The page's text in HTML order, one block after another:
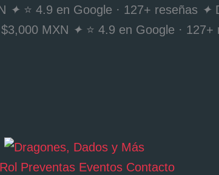
✦ ⭐ 4.9 en Google · 127+ reseñas ✦
MXN ✦ ⭐ 4.9 en Google · 127+
Rol Preventas Eventos Contacto